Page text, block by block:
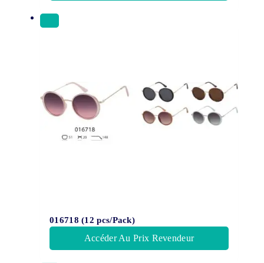
016718 (12 pcs/Pack)
Accéder Au Prix Revendeur